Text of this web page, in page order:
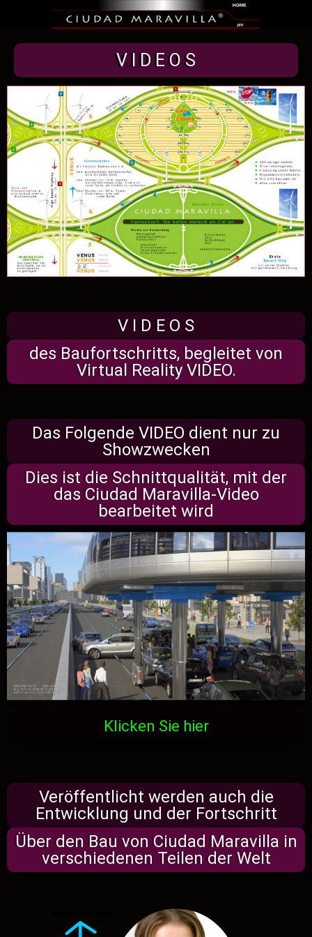
V I D E O S
V I D E O S
des Baufortschritts, begleitet von
Virtual Reality VIDEO.
Das Folgende VIDEO dient nur zu
Showzwecken
Dies ist die Schnittqualität, mit der
das Ciudad Maravilla-Video
bearbeitet wird
Klicken Sie hier
Veröffentlicht werden auch die
Entwicklung und der Fortschritt
Über den Bau vonCiudad Maravillain
verschiedenen Teilen der Welt